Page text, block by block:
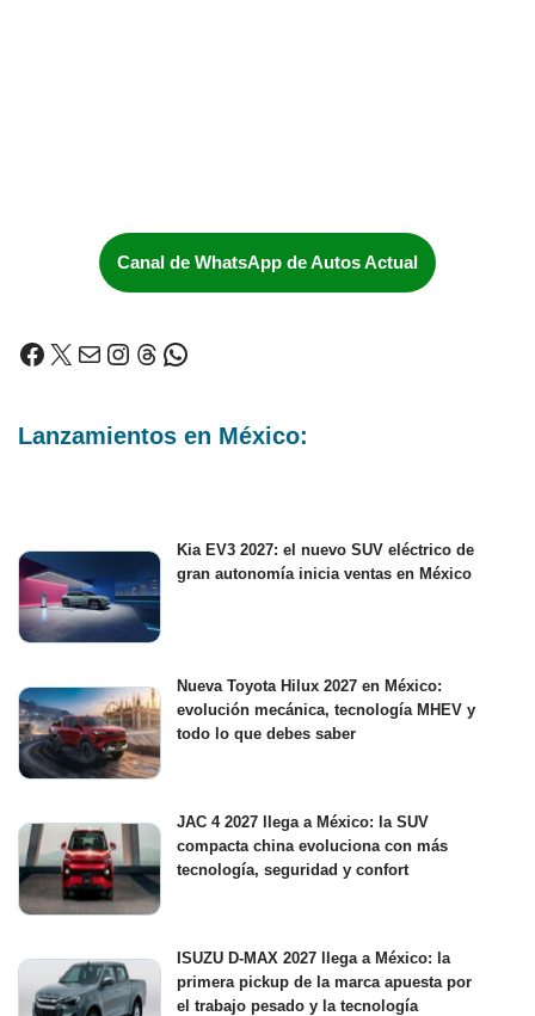
Canal de WhatsApp de Autos Actual
Lanzamientos en México:
Kia EV3 2027: el nuevo SUV eléctrico de
gran autonomía inicia ventas en México
Nueva Toyota Hilux 2027 en México:
evolución mecánica, tecnología MHEV y
todo lo que debes saber
JAC 4 2027 llega a México: la SUV
compacta china evoluciona con más
tecnología, seguridad y confort
ISUZU D-MAX 2027 llega a México: la
primera pickup de la marca apuesta por
el trabajo pesado y la tecnología